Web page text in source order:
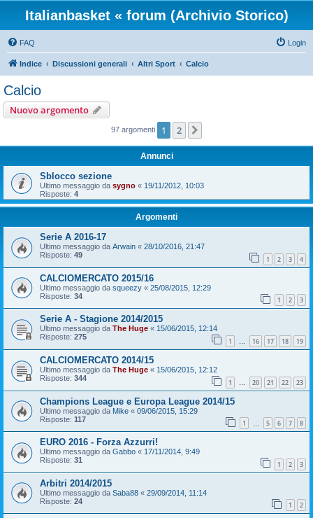
Italianbasket « forum (Archivio Storico)
FAQ Login
Indice Discussioni generali Altri Sport Calcio
Calcio
Nuovo argomento
97 argomenti 1 2
Annunci
Sblocco sezione
Ultimo messaggio da sygno « 19/11/2012, 10:03
Risposte: 4
Argomenti
Serie A 2016-17
Ultimo messaggio da Arwain « 28/10/2016, 21:47
Risposte: 49 1 2 3 4
CALCIOMERCATO 2015/16
Ultimo messaggio da squeezy « 25/08/2015, 12:29
Risposte: 34 1 2 3
Serie A - Stagione 2014/2015
Ultimo messaggio da The Huge « 15/06/2015, 12:14
Risposte: 275 1 … 16 17 18 19
CALCIOMERCATO 2014/15
Ultimo messaggio da The Huge « 15/06/2015, 12:12
Risposte: 344 1 … 20 21 22 23
Champions League e Europa League 2014/15
Ultimo messaggio da Mike « 09/06/2015, 15:29
Risposte: 117 1 5 6 7 8
EURO 2016 - Forza Azzurri!
Ultimo messaggio da Gabbo « 17/11/2014, 9:49
Risposte: 31 1 2 3
Arbitri 2014/2015
Ultimo messaggio da Saba88 « 29/09/2014, 11:14
Risposte: 24 1 2